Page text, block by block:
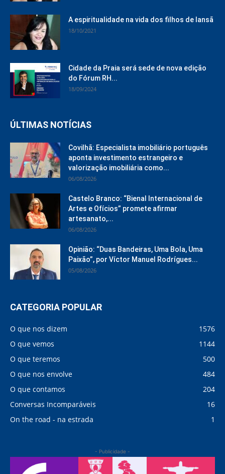
A espiritualidade na vida dos filhos de Iansã
18/10/2021
Cidade da Praia será sede de nova edição
do Fórum RH...
18/09/2024
ÚLTIMAS NOTÍCIAS
Covilhã: Especialista imobiliário português
aponta investimento estrangeiro e
valorização imobiliária como...
06/08/2026
Castelo Branco: “Bienal Internacional de
Artes e Ofícios” promete afirmar
artesanato,...
06/08/2026
Opinião: “Duas Bandeiras, Uma Bola, Uma
Paixão”, por Víctor Manuel Rodrígues...
05/08/2026
CATEGORIA POPULAR
O que nos dizem
1576
O que vemos
1144
O que teremos
500
O que nos envolve
484
O que contamos
204
Conversas Incomparáveis
16
On the road - na estrada
1
- Publicidade -